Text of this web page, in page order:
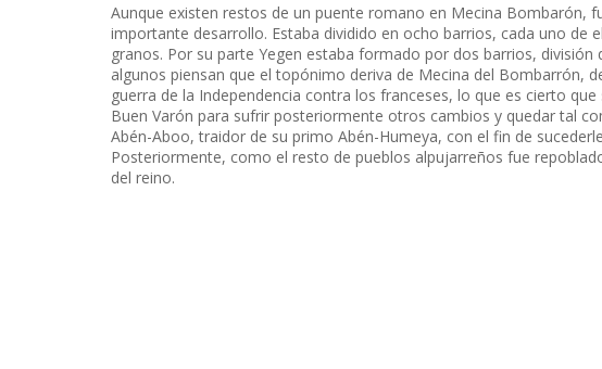
Aunque existen restos de un puente romano en Mecina Bombarón,
importante desarrollo. Estaba dividido en ocho barrios, cada uno de
granos. Por su parte Yegen estaba formado por dos barrios, división
algunos piensan que el topónimo deriva de Mecina del Bombarrón,
guerra de la Independencia contra los franceses, lo que es cierto
Buen Varón para sufrir posteriormente otros cambios y quedar tal
Abén-Aboo, traidor de su primo Abén-Humeya, con el fin de
Posteriormente, como el resto de pueblos alpujarreños fue
del reino.